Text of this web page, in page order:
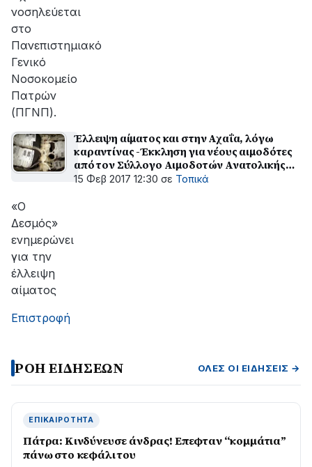
νοσηλεύεται
στο
Πανεπιστημιακό
Γενικό
Νοσοκομείο
Πατρών
(ΠΓΝΠ).
Έλλειψη αίματος και στην Αχαΐα, λόγω
καραντίνας -Έκκληση για νέους αιμοδότες
από τον Σύλλογο Αιμοδοτών Ανατολικής
Αιγιαλείας
15 Φεβ 2017 12:30 σε Τοπικά
«Ο
Δεσμός»
ενημερώνει
για την
έλλειψη
αίματος
Επιστροφή
ΡΟΗ ΕΙΔΗΣΕΩΝ ΌΛΕΣ ΟΙ ΕΙΔΉΣΕΙΣ →
ΕΠΙΚΑΙΡΌΤΗΤΑ
Πάτρα: Κινδύνευσε άνδρας! Επεφταν “κομμάτια”
πάνω στο κεφάλι του